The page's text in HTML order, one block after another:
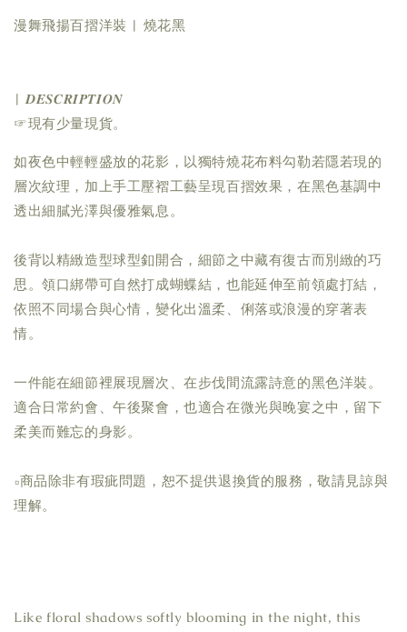
漫舞飛揚百摺洋裝 | 燒花黑
| 𝑫𝑬𝑺𝑪𝑹𝑰𝑷𝑻𝑰𝑶𝑵
☞現有少量現貨。
如夜色中輕輕盛放的花影，以獨特燒花布料勾勒若隱若現的
層次紋理，加上手工壓褶工藝呈現百摺效果，在黑色基調中
透出細膩光澤與優雅氣息。
後背以精緻造型球型釦開合，細節之中藏有復古而別緻的巧
思。領口綁帶可自然打成蝴蝶結，也能延伸至前領處打結，
依照不同場合與心情，變化出溫柔、俐落或浪漫的穿著表
情。
一件能在細節裡展現層次、在步伐間流露詩意的黑色洋裝。
適合日常約會、午後聚會，也適合在微光與晚宴之中，留下
柔美而難忘的身影。
▫商品除非有瑕疵問題，恕不提供退換貨的服務，敬請見諒與
理解。
Like floral shadows softly blooming in the night, this